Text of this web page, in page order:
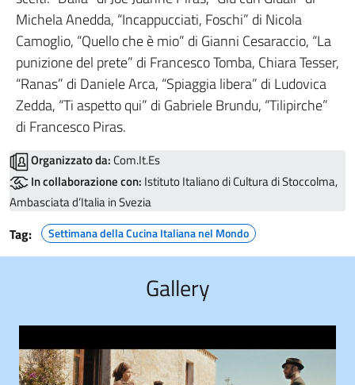
Michela Anedda, “Incappucciati, Foschi” di Nicola
Camoglio, “Quello che è mio” di Gianni Cesaraccio, “La
punizione del prete” di Francesco Tomba, Chiara Tesser,
“Ranas” di Daniele Arca, “Spiaggia libera” di Ludovica
Zedda, “Ti aspetto qui” di Gabriele Brundu, “Tilipirche”
di Francesco Piras.
Organizzato da: Com.It.Es
In collaborazione con: Istituto Italiano di Cultura di Stoccolma,
Ambasciata d’Italia in Svezia
Tag: Settimana della Cucina Italiana nel Mondo
Gallery